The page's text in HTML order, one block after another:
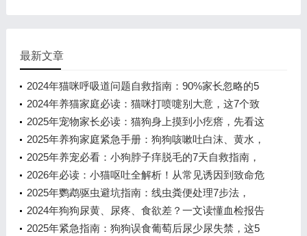
最新文章
2024年猫咪呼吸道问题自救指南：90%家长忽略的5
个关键信号
2024年养猫家庭必读：猫咪打喷嚏别大意，这7个致
命信号能救猫命！
2025年宠物家长必读：猫狗身上摸到小疙瘩，先看这
一篇！从鼻子到脚掌，8种常见肿块
2025年养狗家庭紧急手册：狗狗咳嗽吐白沫、黄水，
这8个用药关键点错了可能致命！
2025年养宠必看：小狗脖子痒脱毛的7天自救指南，
避开这3个误区少花冤枉钱
2026年必读：小猫呕吐全解析！从常见诱因到致命危
机，一文说清怎么办
2025年鹦鹉驱虫避坑指南：线虫粪便处理7步法，
90%新手都做错了
2024年狗狗尿黄、尿疼、食欲差？一文读懂血检报告
背后的5大健康警报
2025年紧急指南：狗狗误食葡萄后尿少尿失禁，这5